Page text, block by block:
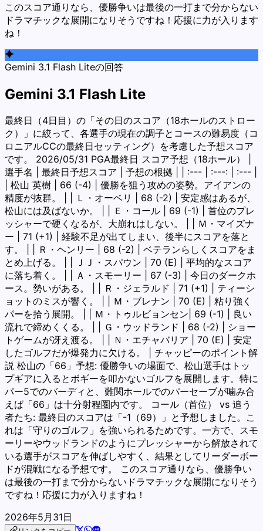
このスコア通りなら、優勝争いは最後の一打まで分からない
ドラマチックな展開になりそうですね！応援に力が入ります
ね！
Gemini 3.1 Flash Liteの回答
Gemini 3.1 Flash Lite
最終日（4日目）の「その日のスコア（18ホールのストロー
ク）」に絞って、各選手の現在の調子とコースの難易度（コ
ロニアルCCの最終日セッティング）を考慮した予想スコア
です。 2026/05/31 PGA最終日 スコア予想（18ホール） |
選手名 | 最終日予想スコア | 予想の根拠 | | :--- | :---: | :--- |
| 松山 英樹 | 66 (-4) | 優勝を狙う攻めの姿勢。アイアンの
精度が抜群。 | | Ｌ・オーベリ | 68 (-2) | 安定感はあるが、
松山には及ばないか。 | | Ｅ・コール | 69 (-1) | 首位のプレ
ッシャーで硬くなるが、大崩れはしない。 | | Ｍ・マイズナ
ー | 71 (+1) | 経験不足が出てしまい、後半にスコアを落と
す。 | | Ｒ・ヘンリー | 68 (-2) | ベテランらしくスコアをま
とめ上げる。 | | ＪＪ・スパウン | 70 (E) | 平均的なスコア
に落ち着く。 | | Ａ・スモーリー | 67 (-3) | 今日のダークホ
ース。勢いがある。 | | Ｒ・ジェラルド | 71 (+1) | ティーシ
ョットのミスが響く。 | | Ｍ・ブレナン | 70 (E) | 粘り強く
パーを拾う展開。 | | Ｍ・トゥルビョンセン| 69 (-1) | 良い
流れで締めくくる。 | | Ｇ・ウッドランド | 68 (-2) | ショー
トゲームが冴え渡る。 | | Ｎ・エチャバリア | 70 (E) | 安定
したゴルフだが爆発力に欠ける。 | チャッピーのポイント解
説 松山の「66」予想: 優勝争いの場面で、松山選手はトッ
プギアに入るとボギーを叩かないゴルフを展開します。特に
パー5でのバーディと、難関ホールでのパーセーブが噛み合
えば「66」は十分射程圏内です。 コール（首位） vs 追う
者たち: 最終日のスコアは「-1（69）」と予想しました。こ
れは「守りのゴルフ」を強いられるためです。一方で、スモ
ーリーやウッドランドのようにプレッシャーから解放されて
いる選手がスコアを伸ばしやすく、結果としてリーダーボー
ドが混戦になる予想です。 このスコア通りなら、優勝争い
は最後の一打まで分からないドラマチックな展開になりそう
ですね！応援に力が入りますね！
2026年5月31日